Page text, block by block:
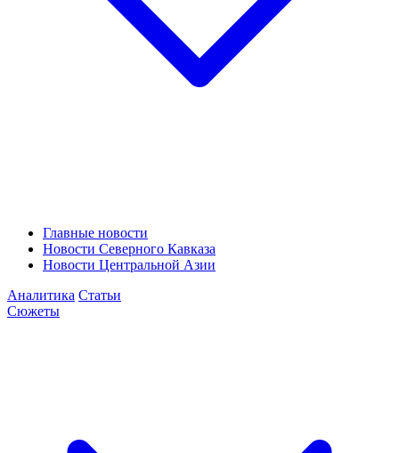
Главные новости
Новости Северного Кавказа
Новости Центральной Азии
Аналитика Статьи
Сюжеты